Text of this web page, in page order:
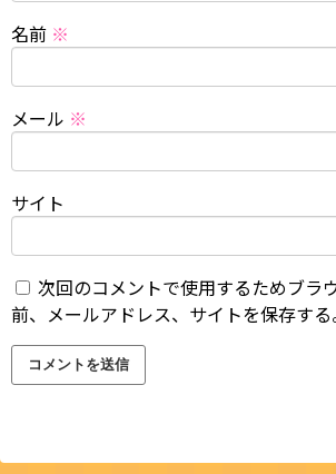
名前 ※
メール ※
サイト
次回のコメントで使用するためブラ
前、メールアドレス、サイトを保存する